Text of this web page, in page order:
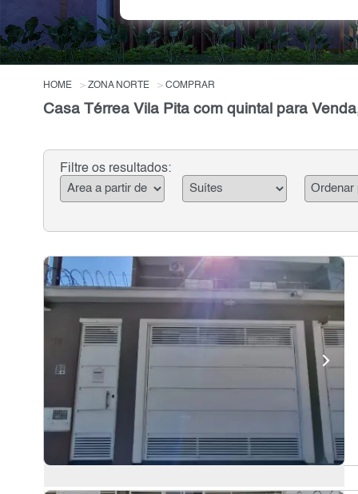
HOME ZONA NORTE COMPRAR
Casa Térrea Vila Pita com quintal para
Filtre os resultados: